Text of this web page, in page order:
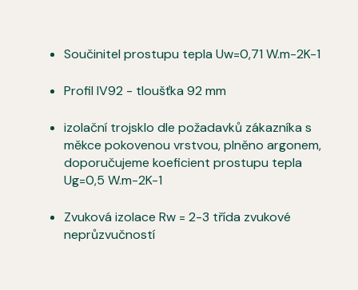
Součinitel prostupu tepla Uw=0,71 W.m-2K-1
Profil IV92 - tloušťka 92 mm
izolační trojsklo dle požadavků zákazníka s
měkce pokovenou vrstvou, plněno argonem,
doporučujeme koeficient prostupu tepla
Ug=0,5 W.m-2K-1
Zvuková izolace Rw = 2-3 třída zvukové
neprůzvučností